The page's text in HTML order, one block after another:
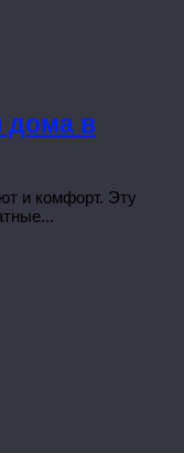
дома в
и комфорт. Эту